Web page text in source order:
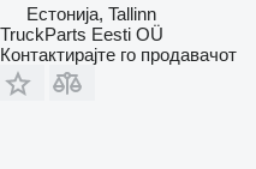
Естонија, Tallinn
TruckParts Eesti OÜ
Контактирајте го продавачот